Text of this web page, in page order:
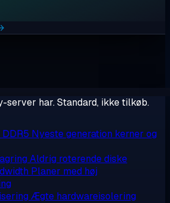
server har. Standard, ikke tilkøb.
DDR5 Nyeste generation kerner og
Aldrig roterende diske
Planer med høj
Ægte hardwareisolering